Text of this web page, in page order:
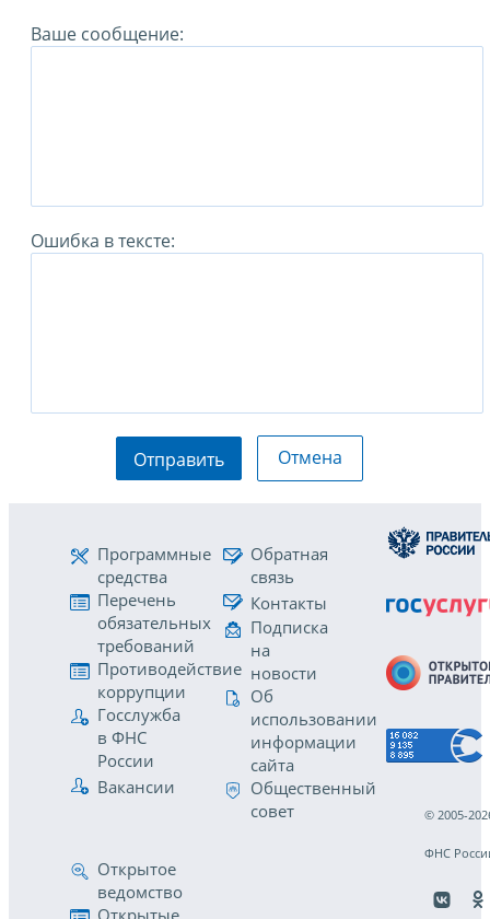
Ваше сообщение:
Ошибка в тексте:
Отправить Отмена
Программные
средства
Перечень
обязательных
требований
Противодействие
коррупции
Госслужба
в ФНС
России
Вакансии
Обратная
связь
Контакты
Подписка
на
новости
Об
использовании
информации
сайта
Общественный
совет
Открытое
ведомство
© 2005-
ФНС